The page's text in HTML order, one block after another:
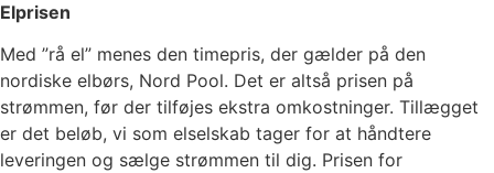
Elprisen
Med ”rå el” menes den timepris, der gælder på den
nordiske elbørs, Nord Pool. Det er altså prisen på
strømmen, før der tilføjes ekstra omkostninger. Tillægget
er det beløb, vi som elselskab tager for at håndtere
leveringen og sælge strømmen til dig. Prisen for